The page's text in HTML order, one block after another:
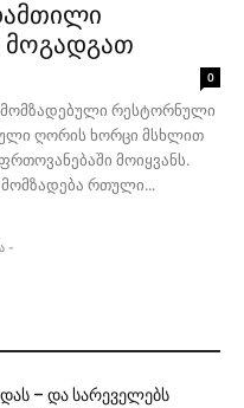
0
მომზადებული რესტორნული
ღორის ხორცი მსხლით
მოიყვანს.
მომზადება რთული...
-
– და სარეველებს